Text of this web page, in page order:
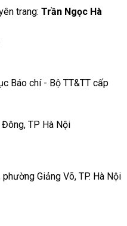
trang: Trần Ngọc Hà
Báo chí - Bộ TT&TT cấp
TP Hà Nội
Giảng Võ, TP. Hà Nội